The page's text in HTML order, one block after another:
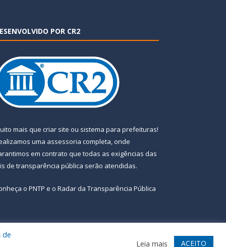
POR CR2
mais que criar site ou sistema para prefeituras!
uma assessoria completa, onde
em contrato que todas as exigências das
de transparência pública serão atendidas.
o PNTP e o Radar da Transparência Pública
Acessar Webmail
de
Leia mais ACEITO